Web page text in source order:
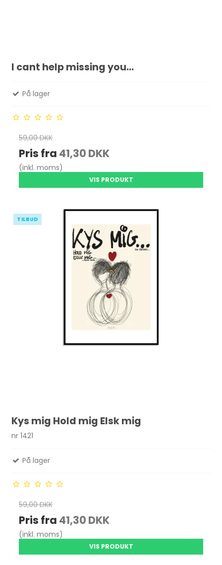
I cant help missing you...
På lager
59,00 DKK
Pris fra 41,30 DKK
(inkl. moms)
VIS PRODUKT
TILBUD
Kys mig Hold mig Elsk mig
nr 1421
På lager
59,00 DKK
Pris fra 41,30 DKK
(inkl. moms)
VIS PRODUKT